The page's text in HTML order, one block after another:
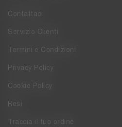
Contattaci
Servizio Clienti
Termini e Condizioni
Privacy Policy
Cookie Policy
Resi
Traccia il tuo ordine